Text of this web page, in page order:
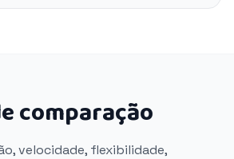
comparação
velocidade, flexibilidade,